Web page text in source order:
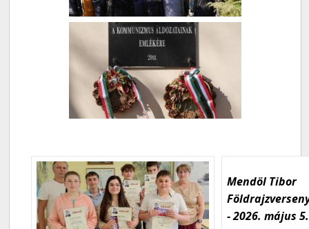
Mendöl Tibor
- 2026. május 5.